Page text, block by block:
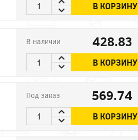
В КОРЗИНУ
В наличии 428.83
В КОРЗИНУ
Под заказ 569.74
В КОРЗИНУ